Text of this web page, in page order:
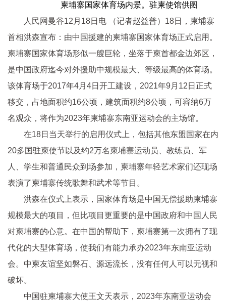
柬埔寨国家体育场内景。驻柬使馆供图
人民网曼谷12月18日电 （记者赵益普）18日，柬埔寨
首相洪森宣布：由中国援建的柬埔寨国家体育场正式启用。
柬埔寨国家体育场形似一艘巨轮，坐落于柬首都金边郊区，
是中国政府迄今对外援助中规模最大、等级最高的体育场。
该体育场于2017年4月4日开工建设，2021年9月12日正式
移交，占地面积约16公顷，建筑面积约8公顷，可容纳6万
名观众，将作为2023年柬埔寨东南亚运动会的主场馆。
在18日当天举行的启用仪式上，包括其他东盟国家在内
20多国驻柬使节以及约2万名柬埔寨运动员、教练员、军
人、学生和普通民众到场参加，柬埔寨年轻艺术家们还现场
表演了柬埔寨传统歌舞和武术等节目。
洪森在仪式上表示，国家体育场是中国无偿援助柬埔寨
规模最大的项目，但比项目更重要的是中国政府和中国人民
对柬埔寨的心意。在中国的帮助下，柬埔寨第一次拥有了现
代化的大型体育场，使我们有能力承办2023年东南亚运动
会。中柬友谊坚如磐石、源远流长，没有任何人可以无视和
破坏。
中国驻柬埔寨大使王文天表示，2023年东南亚运动会